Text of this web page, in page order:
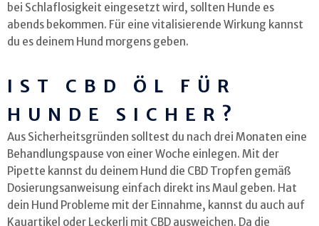
bei Schlaflosigkeit eingesetzt wird, sollten Hunde es
abends bekommen. Für eine vitalisierende Wirkung kannst
du es deinem Hund morgens geben.
IST CBD ÖL FÜR
HUNDE SICHER?
Aus Sicherheitsgründen solltest du nach drei Monaten eine
Behandlungspause von einer Woche einlegen. Mit der
Pipette kannst du deinem Hund die CBD Tropfen gemäß
Dosierungsanweisung einfach direkt ins Maul geben. Hat
dein Hund Probleme mit der Einnahme, kannst du auch auf
Kauartikel oder Leckerli mit CBD ausweichen. Da die